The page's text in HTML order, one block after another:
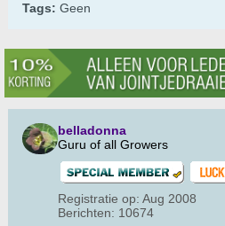
Tags: Geen
belladonna
Guru of all Growers
Registratie op: Aug 2008
Berichten: 10674